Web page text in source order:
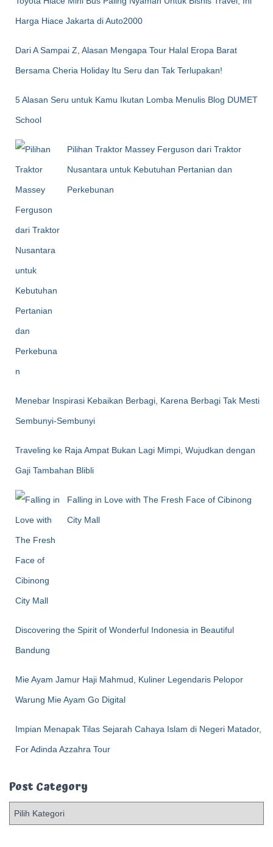
Harga Hiace Jakarta di Auto2000
Dari A Sampai Z, Alasan Mengapa Tour Halal Eropa Barat
Bersama Cheria Holiday Itu Seru dan Tak Terlupakan!
5 Alasan Seru untuk Kamu Ikutan Lomba Menulis Blog DUMET
School
Pilihan Traktor Massey Ferguson dari Traktor
Nusantara untuk Kebutuhan Pertanian dan
Perkebunan
Menebar Inspirasi Kebaikan Berbagi, Karena Berbagi Tak Mesti
Sembunyi-Sembunyi
Traveling ke Raja Ampat Bukan Lagi Mimpi, Wujudkan dengan
Gaji Tambahan Blibli
Falling in Love with The Fresh Face of Cibinong
City Mall
Discovering the Spirit of Wonderful Indonesia in Beautiful
Bandung
Mie Ayam Jamur Haji Mahmud, Kuliner Legendaris Pelopor
Warung Mie Ayam Go Digital
Impian Menapak Tilas Sejarah Cahaya Islam di Negeri Matador,
For Adinda Azzahra Tour
Post Category